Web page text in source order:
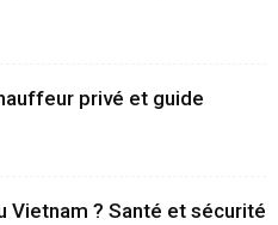
privé et guide
Vietnam ? Santé et sécurité